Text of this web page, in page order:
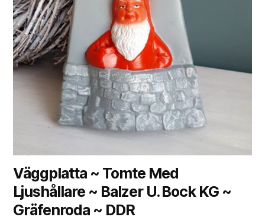
Väggplatta ~ Tomte Med
Ljushållare ~ Balzer U. Bock KG ~
Gräfenroda ~ DDR